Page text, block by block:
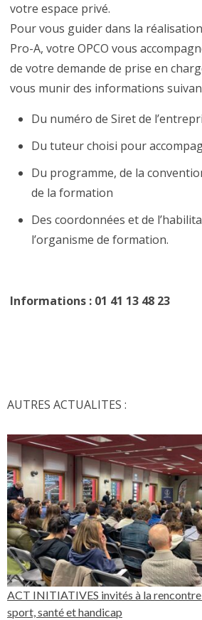
votre espace privé.
Pour vous guider dans la
Pro-A, votre OPCO vous
de votre demande de prise en
vous munir des informations
Du numéro de Siret de
Du tuteur choisi pour
Du programme, de la
de la formation
Des coordonnées et de
l’organisme de formation.
Informations : 01 41 13 48 23
AUTRES ACTUALITES :
ACT INITIATIVES invités à la rencontre
sport, santé et handicap